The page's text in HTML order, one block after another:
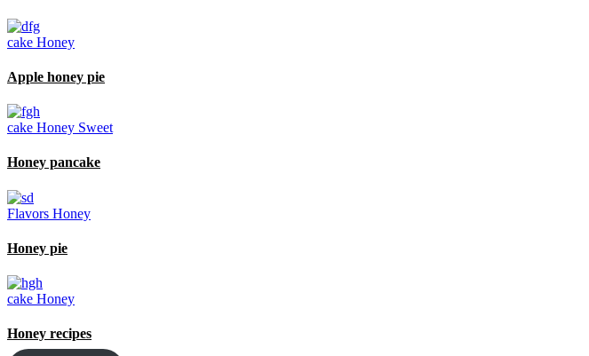
cake Honey
Apple honey pie
cake Honey Sweet
Honey pancake
Flavors Honey
Honey pie
cake Honey
Honey recipes